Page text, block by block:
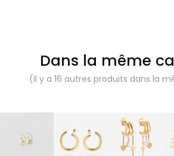
Dans la même
(Il y a 16 autres produits dans la